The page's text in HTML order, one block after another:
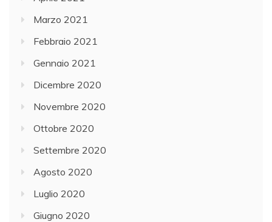
Marzo 2021
Febbraio 2021
Gennaio 2021
Dicembre 2020
Novembre 2020
Ottobre 2020
Settembre 2020
Agosto 2020
Luglio 2020
Giugno 2020